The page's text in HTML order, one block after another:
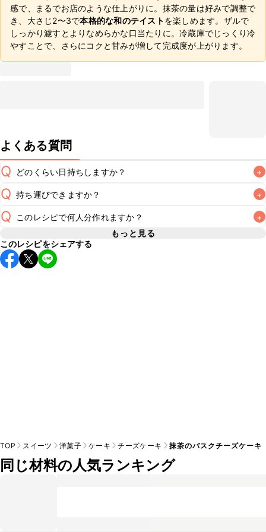
感で、まるでお店のような仕上がりに。抹茶の量は好みで調整で
き、大さじ2〜3で本格的な和のテイストを楽しめます。ザルで
しっかり濾すとよりなめらかな口当たりに。冷蔵庫でじっくり冷
やすことで、さらにコクと甘みが増して完成度が上がります。
よくある質問
Q どのくらい日持ちしますか？ +
A 冷蔵で2~3日が目安です。なるべくお早めにお召し上がりく
Q 持ち運びできますか？ +
A
要冷蔵のスイーツのため長時間のお持ち運びには不向きです
が、保冷剤を添えていただけば短時間でのお持ち運びは可能
です。お持ち運びの際は保冷剤を添え、お持ち運び後はすぐ
Q このレシピで何人分作れますか？ +
A
5号(直径15cm)のケーキ型を使用する場合、4~6人分が目安
です。お召し上がりになる人数に合わせてカット数をご変更
もっと見る
このレシピをシェアする
TOP スイーツ 洋菓子 ケーキ チーズケーキ 抹茶のバスクチーズケーキ
同じ材料の人気ランキング